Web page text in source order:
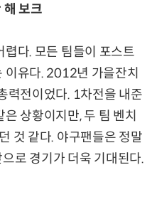
해 보크
렵다. 모든 팀들이 포스트
이유다. 2012년 가을잔치
력전이었다. 1차전을 내준
상황이지만, 두 팀 벤치
것 같다. 야구팬들은 정말
로 경기가 더욱 기대된다.